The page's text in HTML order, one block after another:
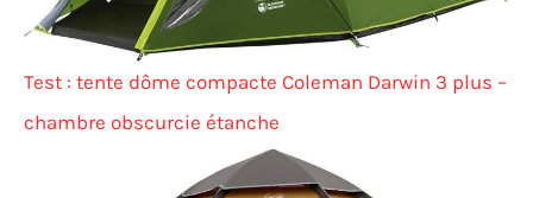
Test : tente dôme compacte Coleman Darwin 3 plus –
chambre obscurcie étanche